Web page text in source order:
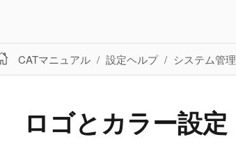
CATマニュアル 設定ヘルプ システム管理
ロゴとカラー設定